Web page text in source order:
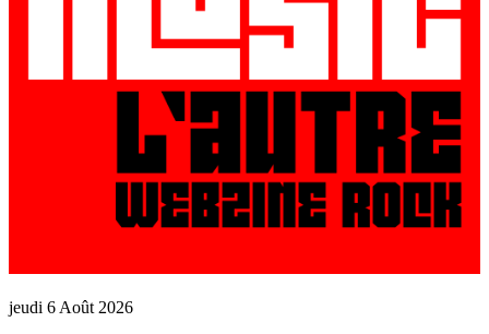
jeudi 6 Août 2026